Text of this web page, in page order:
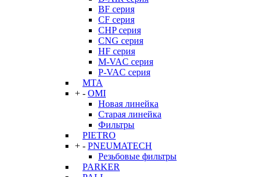
BF серия
CF серия
CHP серия
CNG серия
HF серия
M-VAC серия
P-VAC серия
MTA
+ - OMI
Новая линейка
Старая линейка
Фильтры
PIETRO
+ - PNEUMATECH
Резьбовые фильтры
PARKER